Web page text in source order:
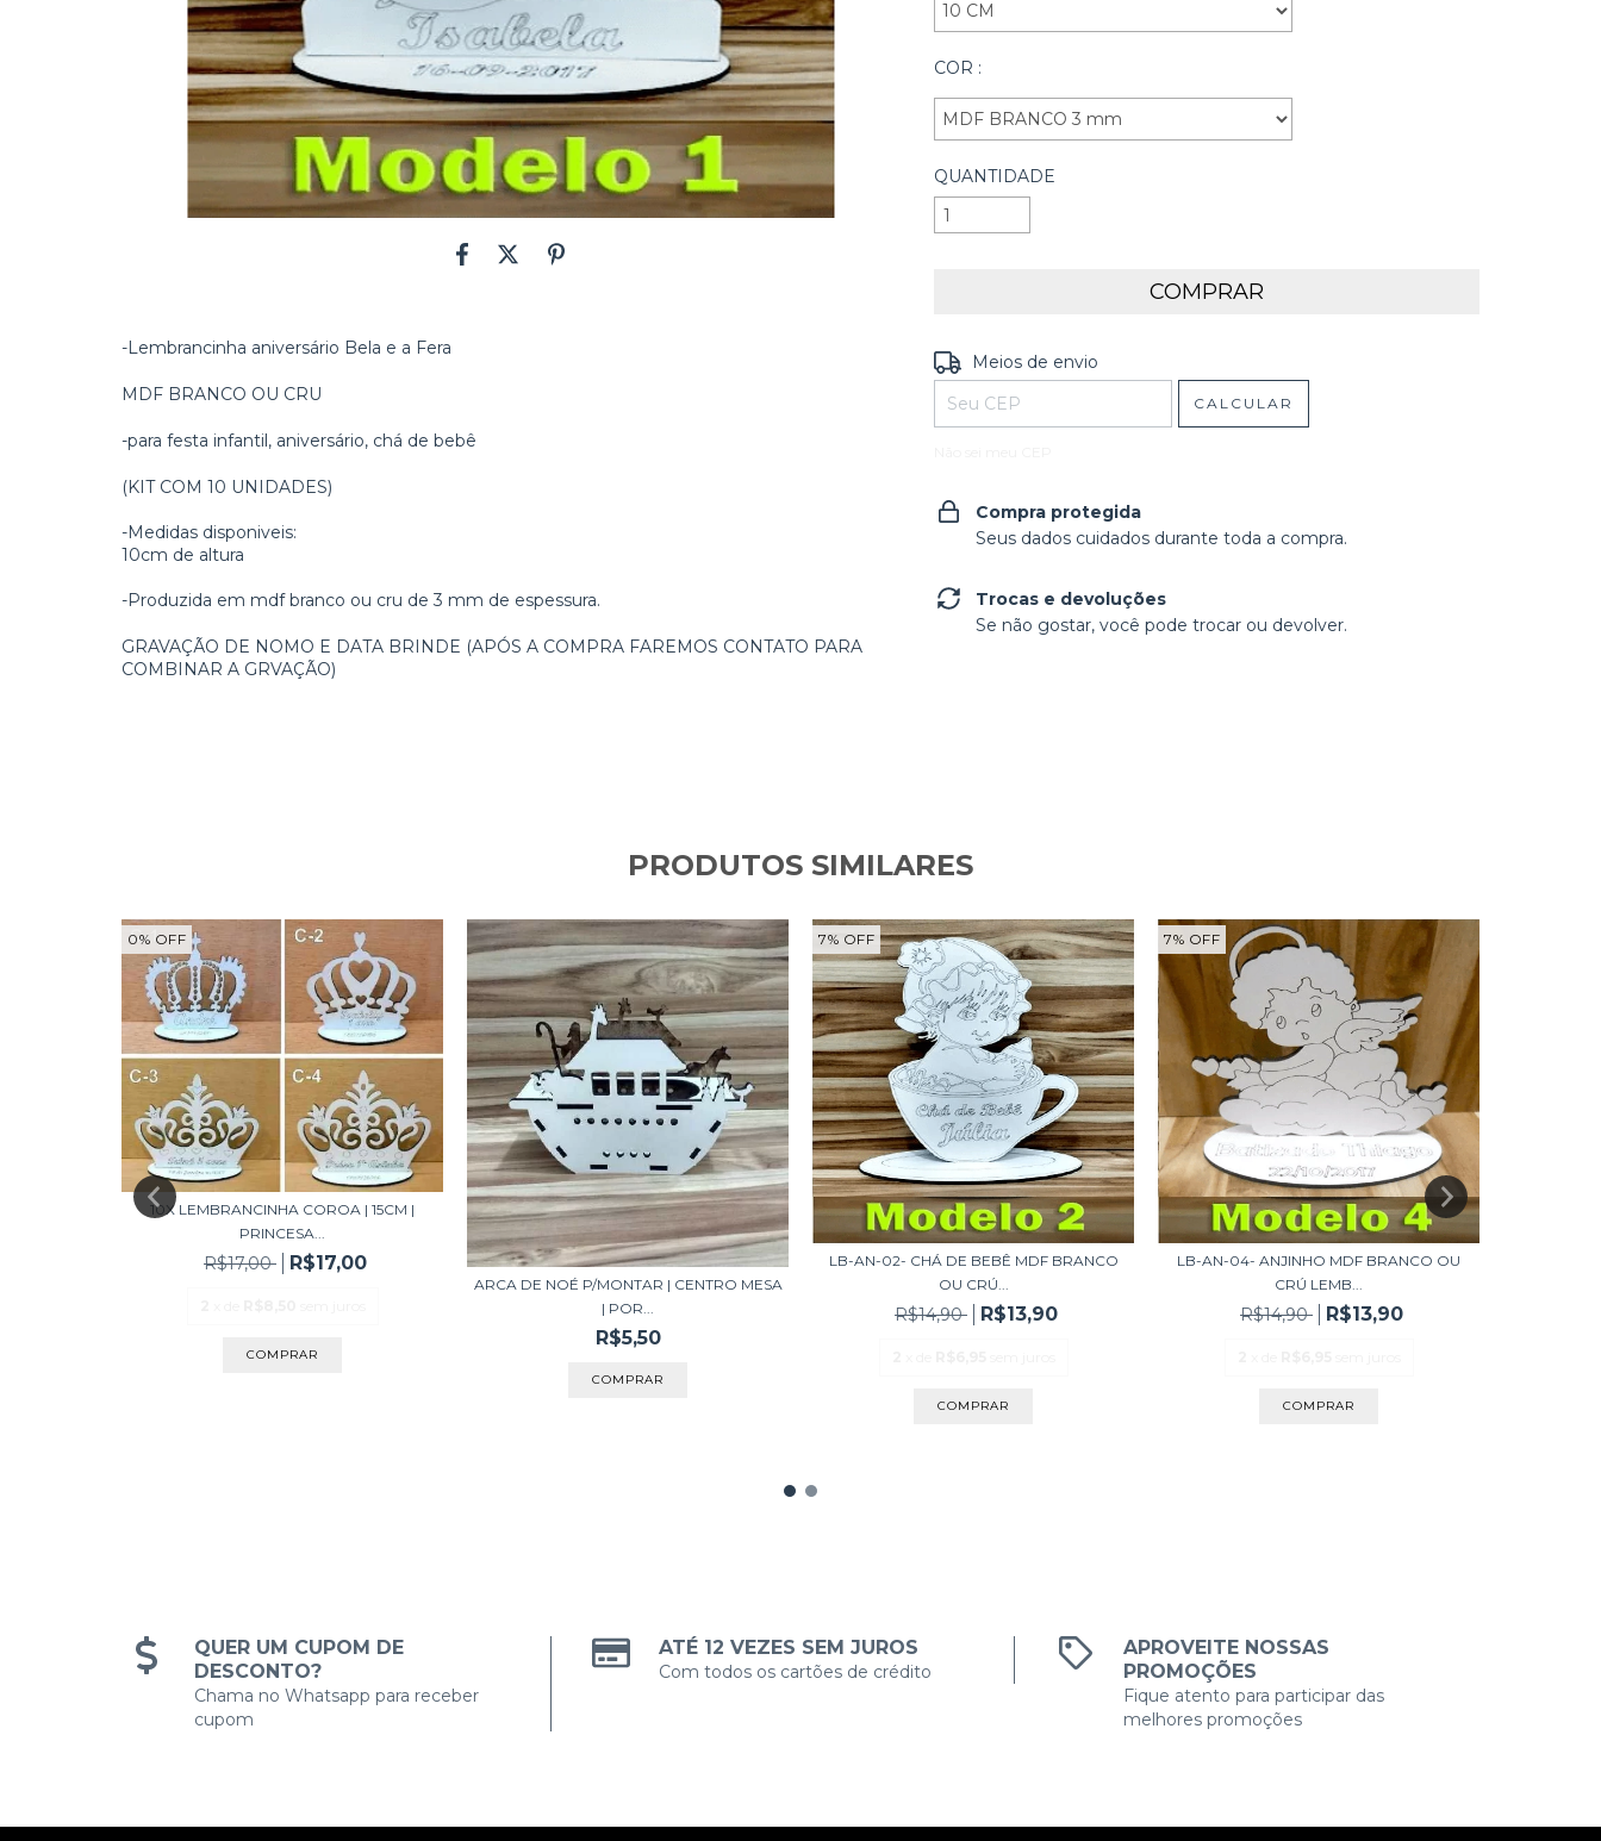
-Lembrancinha aniversário Bela e a Fera
MDF BRANCO OU CRU
-para festa infantil, aniversário, chá de bebê
(KIT COM 10 UNIDADES)
-Medidas disponiveis:
​10cm de altura
-Produzida em mdf branco ou cru de 3 mm de espessura.
GRAVAÇÃO DE NOMO E DATA BRINDE (APÓS A COMPRA FAREMOS CONTATO PARA
COMBINAR A GRVAÇÃO)
COR :
QUANTIDADE
Entregas para o CEP:
Meios de envio
CALCULAR
Compra protegida
Seus dados cuidados durante toda a compra.
Trocas e devoluções
Se não gostar, você pode trocar ou devolver.
PRODUTOS SIMILARES
0% OFF
10X LEMBRANCINHA COROA | 15CM |
PRINCESA...
R$17,00 R$17,00
ARCA DE NOÉ P/MONTAR | CENTRO MESA
| POR...
R$5,50
7% OFF
LB-AN-02- CHÁ DE BEBÊ MDF BRANCO
OU CRÚ...
R$14,90 R$13,90
COMPRAR
7% OFF
LB-AN-04- ANJINHO MDF BRANCO OU
CRÚ LEMB...
R$14,90 R$13,90
COMPRAR
QUER UM CUPOM DE
DESCONTO?
Chama no Whatsapp para receber
cupom
ATÉ 12 VEZES SEM JUROS
Com todos os cartões de crédito
APROVEITE NOSSAS
PROMOÇÕES
Fique atento para participar das
melhores promoções